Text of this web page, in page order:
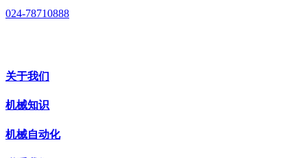
024-78710888
关于我们
机械知识
机械自动化